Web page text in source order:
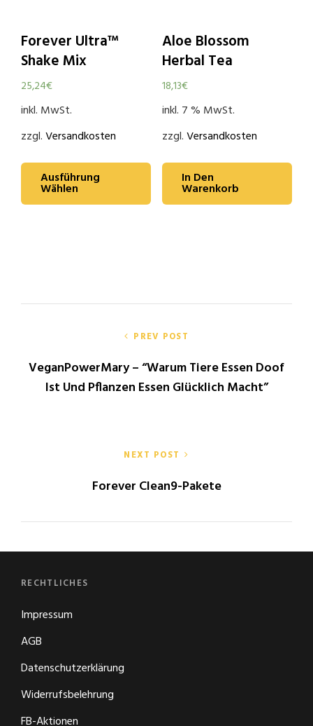
Forever Ultra™
Shake Mix
25,24€
inkl. MwSt.
zzgl.Versandkosten
Ausführung
Wählen
Aloe Blossom
Herbal Tea
18,13€
inkl. 7 % MwSt.
zzgl.Versandkosten
In Den
Warenkorb
PREV POST
VeganPowerMary – “Warum Tiere Essen Doof
Ist Und Pflanzen Essen Glücklich Macht”
NEXT POST
Forever Clean9-Pakete
RECHTLICHES
Impressum
AGB
Datenschutzerklärung
Widerrufsbelehrung
FB-Aktionen